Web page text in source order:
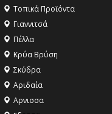
Τοπικά Προϊόντα
Γιαννιτσά
Πέλλα
Κρύα Βρύση
Σκύδρα
Αριδαία
Aρνισσα